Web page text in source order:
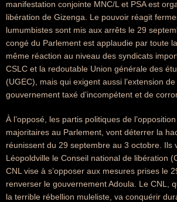
manifestation conjointe MNC/L et PSA est
libération de Gizenga. Le pouvoir réagit
lumumbistes sont mis aux arrêts le 29
congé du Parlement est applaudie par toute
même réaction au niveau des syndicats
CSLC et la redoutable Union générale des
(UGEC), mais qui exigent aussi l’extension
gouvernement taxé d’incompétent et de
À l’opposé, les partis politiques de
majoritaires au Parlement, vont déterrer la
réunissent du 29 septembre au 3 octobre. Ils
Léopoldville le Conseil national de libération
CNL vise à s’opposer aux mesures prises le
renverser le gouvernement Adoula. Le CNL,
la terrible rébellion muleliste, va conquérir